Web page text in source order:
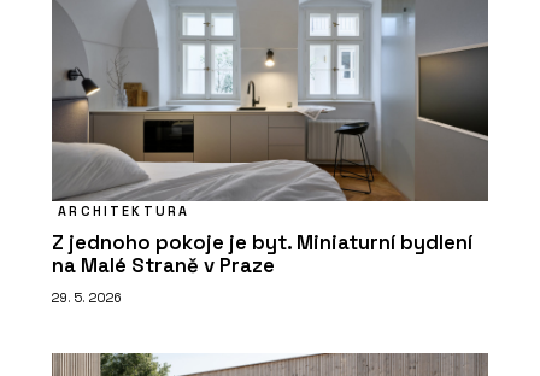
ARCHITEKTURA
Z jednoho pokoje je byt. Miniaturní bydlení
na Malé Straně v Praze
29. 5. 2026